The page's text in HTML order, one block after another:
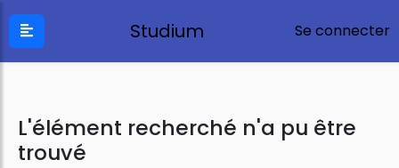
Studium Se connecter
L'élément recherché n'a pu être
trouvé